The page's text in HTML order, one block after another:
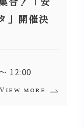
」開催決
12:00
View more